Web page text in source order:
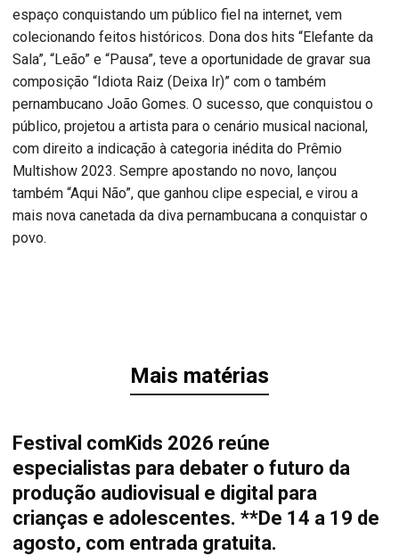
espaço conquistando um público fiel na internet, vem
colecionando feitos históricos. Dona dos hits “Elefante da
Sala”, “Leão” e “Pausa”, teve a oportunidade de gravar sua
composição “Idiota Raiz (Deixa Ir)” com o também
pernambucano João Gomes. O sucesso, que conquistou o
público, projetou a artista para o cenário musical nacional,
com direito a indicação à categoria inédita do Prêmio
Multishow 2023. Sempre apostando no novo, lançou
também “Aqui Não”, que ganhou clipe especial, e virou a
mais nova canetada da diva pernambucana a conquistar o
povo.
Mais matérias
Festival comKids 2026 reúne
especialistas para debater o futuro da
produção audiovisual e digital para
crianças e adolescentes. **De 14 a 19 de
agosto, com entrada gratuita.